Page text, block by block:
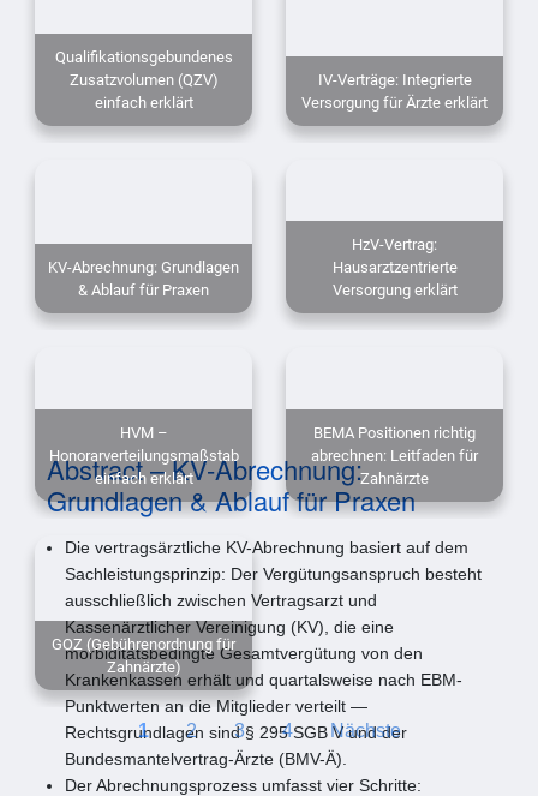
Qualifikationsgebundenes
Zusatzvolumen (QZV)
einfach erklärt
IV-Verträge: Integrierte
Versorgung für Ärzte erklärt
KV-Abrechnung: Grundlagen
& Ablauf für Praxen
HzV-Vertrag:
Hausarztzentrierte
Versorgung erklärt
HVM –
Honorarverteilungsmaßstab
einfach erklärt
BEMA Positionen richtig
abrechnen: Leitfaden für
Zahnärzte
GOZ (Gebührenordnung für
Zahnärzte)
1 2 3 4 Nächste
Abstract – KV-Abrechnung:
Grundlagen & Ablauf für Praxen
Die vertragsärztliche KV-Abrechnung basiert auf dem
Sachleistungsprinzip: Der Vergütungsanspruch besteht
ausschließlich zwischen Vertragsarzt und
Kassenärztlicher Vereinigung (KV), die eine
morbiditätsbedingte Gesamtvergütung von den
Krankenkassen erhält und quartalsweise nach EBM-
Punktwerten an die Mitglieder verteilt —
Rechtsgrundlagen sind § 295 SGB V und der
Bundesmantelvertrag-Ärzte (BMV-Ä).
Der Abrechnungsprozess umfasst vier Schritte: